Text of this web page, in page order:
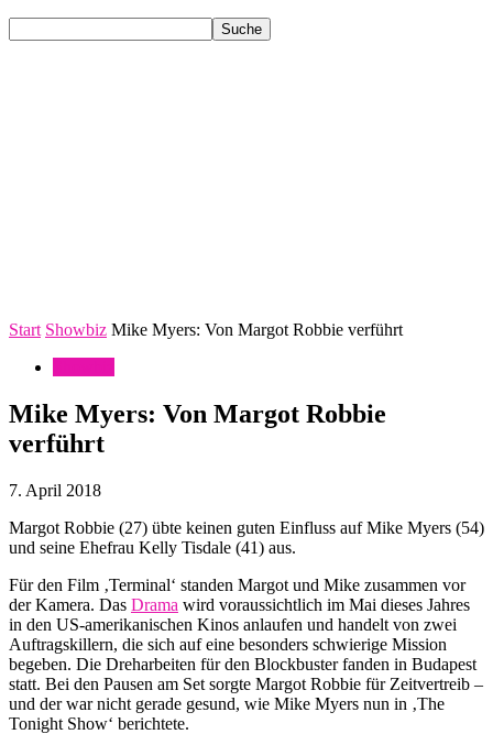
Start Showbiz Mike Myers: Von Margot Robbie verführt
Mike Myers: Von Margot Robbie
verführt
7. April 2018
Margot Robbie (27) übte keinen guten Einfluss auf Mike Myers (54)
und seine Ehefrau Kelly Tisdale (41) aus.
Für den Film ‚Terminal‘ standen Margot und Mike zusammen vor
der Kamera. Das Drama wird voraussichtlich im Mai dieses Jahres
in den US-amerikanischen Kinos anlaufen und handelt von zwei
Auftragskillern, die sich auf eine besonders schwierige Mission
begeben. Die Dreharbeiten für den Blockbuster fanden in Budapest
statt. Bei den Pausen am Set sorgte Margot Robbie für Zeitvertreib –
und der war nicht gerade gesund, wie Mike Myers nun in ‚The
Tonight Show‘ berichtete.